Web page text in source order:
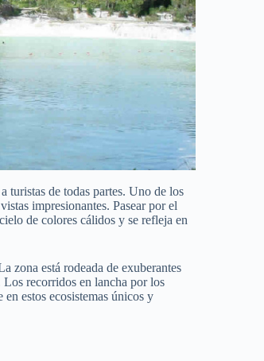
turistas de todas partes. Uno de los
impresionantes. Pasear por el
de colores cálidos y se refleja en
zona está rodeada de exuberantes
Los recorridos en lancha por los
estos ecosistemas únicos y